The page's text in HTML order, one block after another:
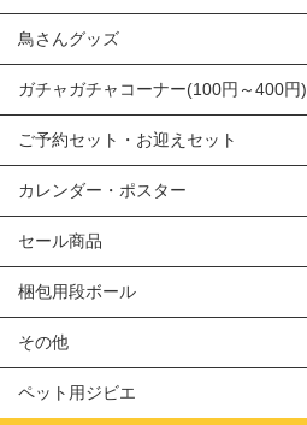
鳥さんグッズ
ガチャガチャコーナー(100円～400円)
ご予約セット・お迎えセット
カレンダー・ポスター
セール商品
梱包用段ボール
その他
ペット用ジビエ